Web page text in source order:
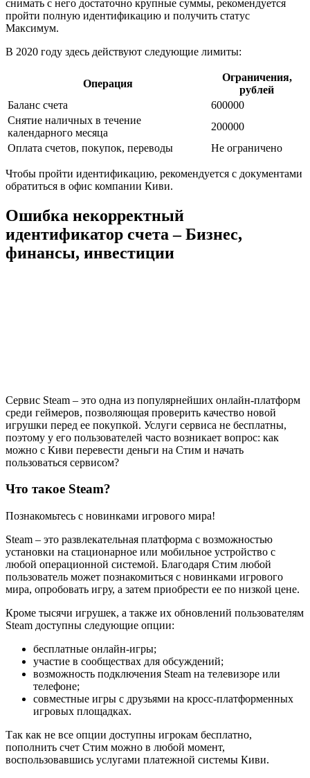
снимать с него достаточно крупные суммы, рекомендуется
пройти полную идентификацию и получить статус
Максимум.
В 2020 году здесь действуют следующие лимиты:
Операция
Ограничения,
рублей
Баланс счета
600000
Снятие наличных в течение
календарного месяца
200000
Оплата счетов, покупок, переводы
Не ограничено
Чтобы пройти идентификацию, рекомендуется с документами
обратиться в офис компании Киви.
Ошибка некорректный
идентификатор счета – Бизнес,
финансы, инвестиции
Сервис Steam – это одна из популярнейших онлайн-платформ
среди геймеров, позволяющая проверить качество новой
игрушки перед ее покупкой. Услуги сервиса не бесплатны,
поэтому у его пользователей часто возникает вопрос: как
можно с Киви перевести деньги на Стим и начать
пользоваться сервисом?
Что такое Steam?
Познакомьтесь с новинками игрового мира!
Steam – это развлекательная платформа с возможностью
установки на стационарное или мобильное устройство с
любой операционной системой. Благодаря Стим любой
пользователь может познакомиться с новинками игрового
мира, опробовать игру, а затем приобрести ее по низкой цене.
Кроме тысячи игрушек, а также их обновлений пользователям
Steam доступны следующие опции:
бесплатные онлайн-игры;
участие в сообществах для обсуждений;
возможность подключения Steam на телевизоре или
телефоне;
совместные игры с друзьями на кросс-платформенных
игровых площадках.
Так как не все опции доступны игрокам бесплатно,
пополнить счет Стим можно в любой момент,
воспользовавшись услугами платежной системы Киви.